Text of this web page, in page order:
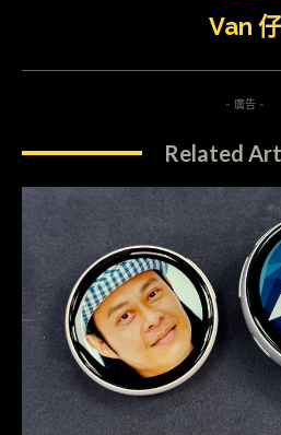
Van 仔
- 廣告 -
Related